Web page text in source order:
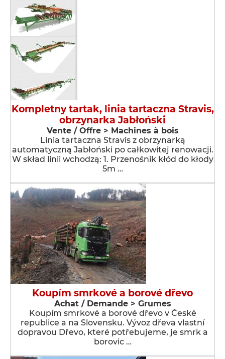
Kompletny tartak, linia tartaczna Stravis,
obrzynarka Jabłoński
Vente / Offre > Machines à bois
Linia tartaczna Stravis z obrzynarką
automatyczną Jabłoński po całkowitej renowacji.
W skład linii wchodzą: 1. Przenośnik kłód do kłody
5m …
Koupím smrkové a borové dřevo
Achat / Demande > Grumes
Koupím smrkové a borové dřevo v České
republice a na Slovensku. Vývoz dřeva vlastní
dopravou Dřevo, které potřebujeme, je smrk a
borovic …